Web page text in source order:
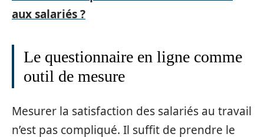
aux salariés ?
Le questionnaire en ligne comme
outil de mesure
Mesurer la satisfaction des salariés au travail
n’est pas compliqué. Il suffit de prendre le